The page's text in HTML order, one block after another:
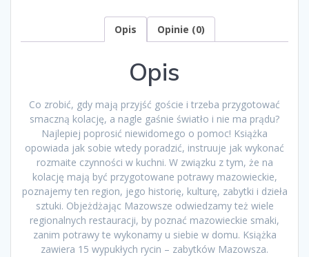
Piotr
Adamczewski
Opis Opinie (0)
Opis
Co zrobić, gdy mają przyjść goście i trzeba przygotować
smaczną kolację, a nagle gaśnie światło i nie ma prądu?
Najlepiej poprosić niewidomego o pomoc! Książka
opowiada jak sobie wtedy poradzić, instruuje jak wykonać
rozmaite czynności w kuchni. W związku z tym, że na
kolację mają być przygotowane potrawy mazowieckie,
poznajemy ten region, jego historię, kulturę, zabytki i dzieła
sztuki. Objeżdżając Mazowsze odwiedzamy też wiele
regionalnych restauracji, by poznać mazowieckie smaki,
zanim potrawy te wykonamy u siebie w domu. Książka
zawiera 15 wypukłych rycin – zabytków Mazowsza.